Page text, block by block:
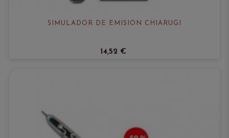
SIMULADOR DE EMISIÓN CHIARUGI
14,52 €